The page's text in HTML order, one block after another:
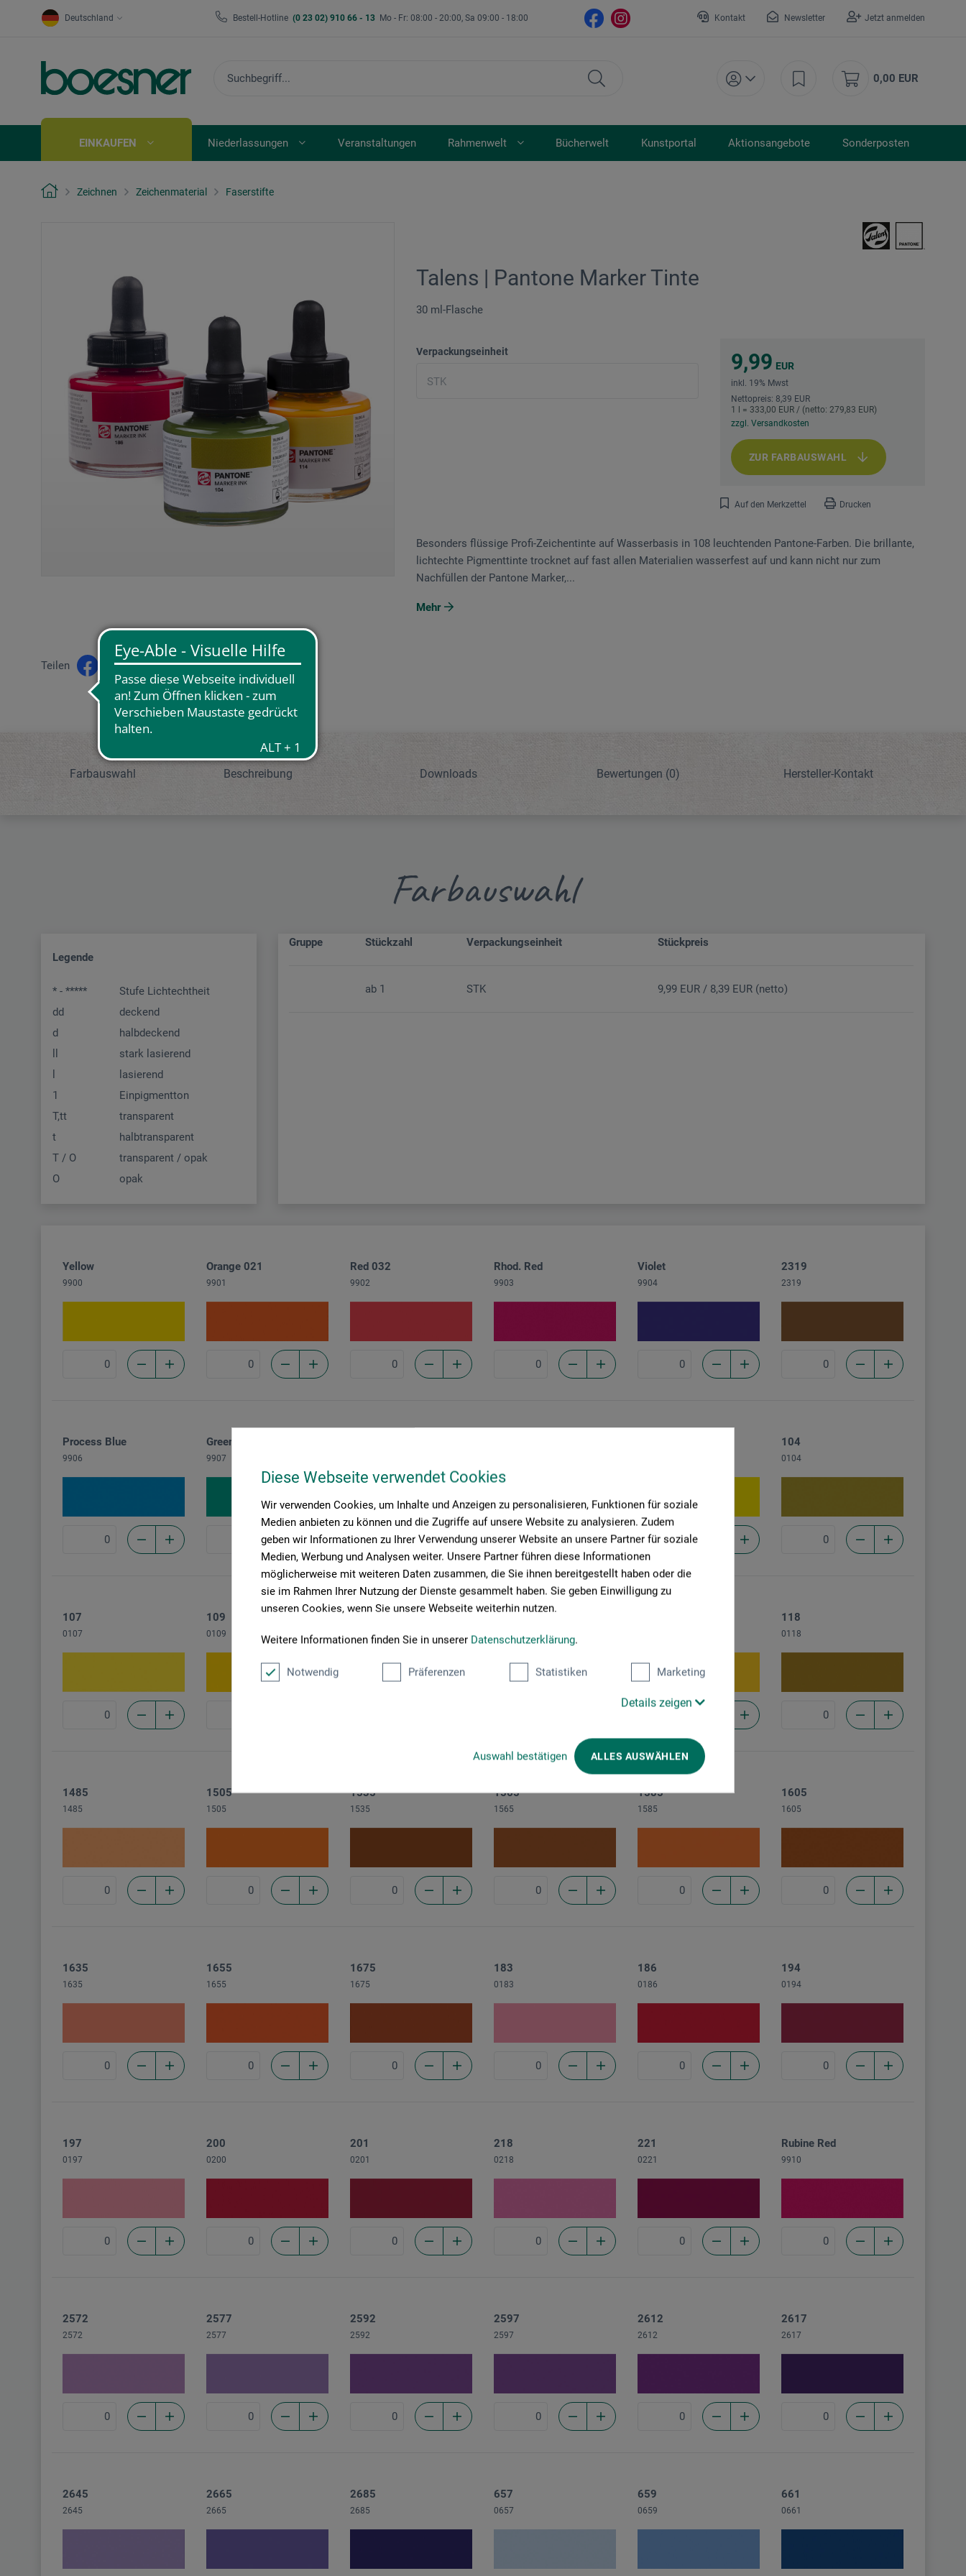
Diese Webseite verwendet Cookies
Wir verwenden Cookies, um Inhalte und Anzeigen zu personalisieren, Funktionen für soziale
Medien anbieten zu können und die Zugriffe auf unsere Website zu analysieren. Zudem
geben wir Informationen zu Ihrer Verwendung unserer Website an unsere Partner für soziale
Medien, Werbung und Analysen weiter. Unsere Partner führen diese Informationen
möglicherweise mit weiteren Daten zusammen, die Sie ihnen bereitgestellt haben oder die
sie im Rahmen Ihrer Nutzung der Dienste gesammelt haben. Sie geben Einwilligung zu
unseren Cookies, wenn Sie unsere Webseite weiterhin nutzen.
Weitere Informationen finden Sie in unserer Datenschutzerklärung.
Notwendig Präferenzen Statistiken Marketing
Details zeigen
Auswahl bestätigen ALLES AUSWÄHLEN
Deutschland Bestell-Hotline (0 23 02) 910 66 - 13 Mo - Fr: 08:00 - 20:00, Sa 09:00 - 18:00 Kontakt Newsletter Jetzt anmelden
0,00 EUR
EINKAUFEN Niederlassungen Veranstaltungen Rahmenwelt Bücherwelt Kunstportal Aktionsangebote Sonderposten
Zeichnen Zeichenmaterial Faserstifte
Talens | Pantone Marker Tinte
30 ml-Flasche
Verpackungseinheit 9,99 EUR
inkl. 19% Mwst
Nettopreis: 8,39 EUR
1 l = 333,00 EUR / (netto: 279,83 EUR)
zzgl. Versandkosten
ZUR FARBAUSWAHL
Auf den Merkzettel Drucken
Teilen
Besonders flüssige Profi-Zeichentinte auf Wasserbasis in 108 leuchtenden Pantone-Farben. Die brillante,
lichtechte Pigmenttinte trocknet auf fast allen Materialien wasserfest auf und kann nicht nur zum
Nachfüllen der Pantone Marker,...
Mehr
Farbauswahl Beschreibung Downloads Bewertungen (0) Hersteller-Kontakt
Farbauswahl
Legende
* - *****
Stufe Lichtechtheit
dd
deckend
d
halbdeckend
stark lasierend
lasierend
1
Einpigmentton
T,tt
transparent
t
halbtransparent
T / O
transparent / opak
O
opak
Gruppe Stückzahl Verpackungseinheit Stückpreis
ab 1 STK 9,99 EUR / 8,39 EUR (netto)
Yellow
9900
Orange 021
9901
Red 032
9902
Rhod. Red
9903
Violet
9904
2319
2319
Process Blue
9906
Green
9907
104
0104
107
0107
109
0109 0114
118
0118
1485
1485
1505
1505
1535
1535
1565
1565
1585
1585
1605
1605
1635
1635
1655
1655
1675
1675
183
0183
186
0186
194
0194
197
0197
200
0200
201
0201
218
0218
221
0221
Rubine Red
9910
2572
2572
2577
2577
2592
2592
2597
2597
2612
2612
2617
2617
2645
2645
2665
2665
2685
2685
657
0657
659
0659
661
0661